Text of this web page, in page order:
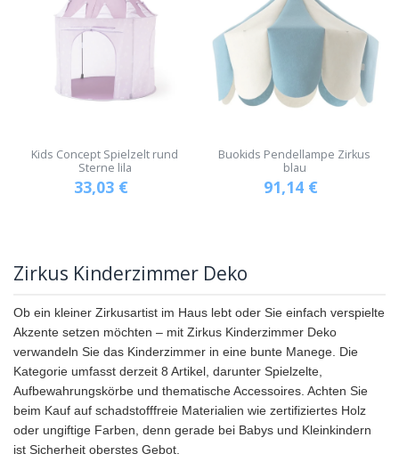
Kids Concept Spielzelt rund
Sterne lila
33,03 €
Buokids Pendellampe Zirkus
blau
91,14 €
Zirkus Kinderzimmer Deko
Ob ein kleiner Zirkusartist im Haus lebt oder Sie einfach verspielte
Akzente setzen möchten – mit Zirkus Kinderzimmer Deko
verwandeln Sie das Kinderzimmer in eine bunte Manege. Die
Kategorie umfasst derzeit 8 Artikel, darunter Spielzelte,
Aufbewahrungskörbe und thematische Accessoires. Achten Sie
beim Kauf auf schadstofffreie Materialien wie zertifiziertes Holz
oder ungiftige Farben, denn gerade bei Babys und Kleinkindern
ist Sicherheit oberstes Gebot.